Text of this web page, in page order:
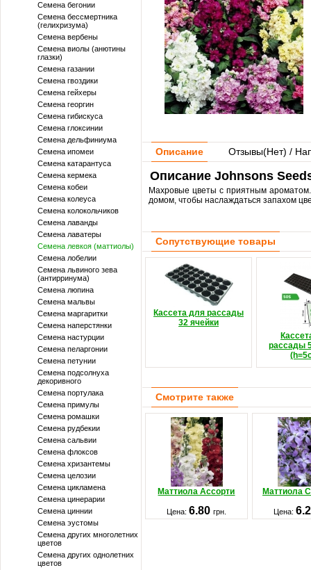
Семена бегонии
Семена бессмертника
(гелихризума)
Семена вербены
Семена виолы (анютины
глазки)
Семена газании
Семена гвоздики
Семена гейхеры
Семена георгин
Семена гибискуса
Семена глоксинии
Семена дельфиниума
Семена ипомеи
Семена катарантуса
Семена кермека
Семена кобеи
Семена колеуса
Семена колокольчиков
Семена лаванды
Семена лаватеры
Семена левкоя (маттиолы)
Семена лобелии
Семена львиного зева
(антирринума)
Семена люпина
Семена мальвы
Семена маргаритки
Семена наперстянки
Семена настурции
Семена пеларгонии
Семена петунии
Семена подсолнуха
декоривного
Семена портулака
Семена примулы
Семена ромашки
Семена рудбекии
Семена сальвии
Семена флоксов
Семена хризантемы
Семена целозии
Семена цикламена
Семена цинерарии
Семена циннии
Семена эустомы
Семена других многолетних
цветов
Семена других однолетних
цветов
Описание Отзывы(Нет) /
Описание Johnsons
Махровые цветы с приятным
домом, чтобы наслаждаться запахом
Сопутствующие товары
Кассета для рассады
32 ячейки
рассады
Смотрите также
Маттиола Ассорти Маттиола
Цена: 6.80 грн. Цена: